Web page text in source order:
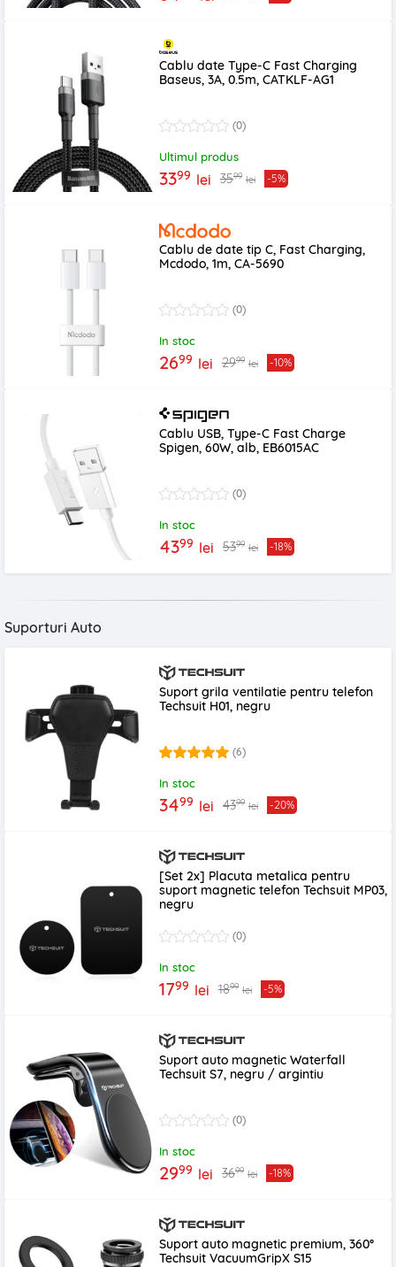
Cablu date Type-C Fast Charging
Baseus, 3A, 0.5m, CATKLF-AG1
(0)
Ultimul produs
3399 lei 3599 lei -5%
Cablu de date tip C, Fast Charging,
Mcdodo, 1m, CA-5690
(0)
In stoc
2699 lei 2999 lei -10%
Cablu USB, Type-C Fast Charge
Spigen, 60W, alb, EB6015AC
(0)
In stoc
4399 lei 5399 lei -18%
Suporturi Auto
Suport grila ventilatie pentru telefon
Techsuit H01, negru
(6)
In stoc
3499 lei 4399 lei -20%
[Set 2x] Placuta metalica pentru
suport magnetic telefon Techsuit MP03,
negru
(0)
In stoc
1799 lei 1899 lei -5%
Suport auto magnetic Waterfall
Techsuit S7, negru / argintiu
(0)
In stoc
2999 lei 3699 lei -18%
Suport auto magnetic premium, 360°
Techsuit VacuumGripX S15